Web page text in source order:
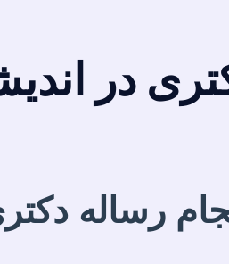
در
رساله